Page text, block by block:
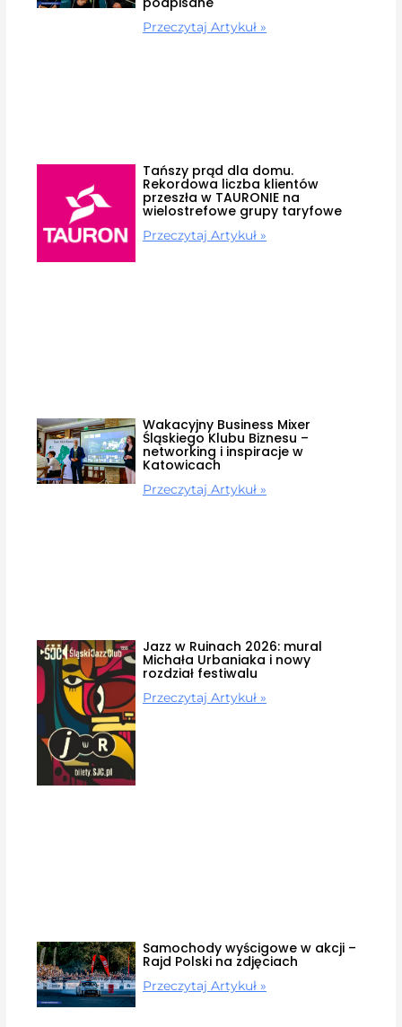
Przeczytaj Artykuł »
Tańszy prąd dla domu.
Rekordowa liczba klientów
przeszła w TAURONIE na
wielostrefowe grupy taryfowe
Przeczytaj Artykuł »
Wakacyjny Business Mixer
Śląskiego Klubu Biznesu –
networking i inspiracje w
Katowicach
Przeczytaj Artykuł »
Jazz w Ruinach 2026: mural
Michała Urbaniaka i nowy
rozdział festiwalu
Przeczytaj Artykuł »
Samochody wyścigowe w akcji –
Rajd Polski na zdjęciach
Przeczytaj Artykuł »